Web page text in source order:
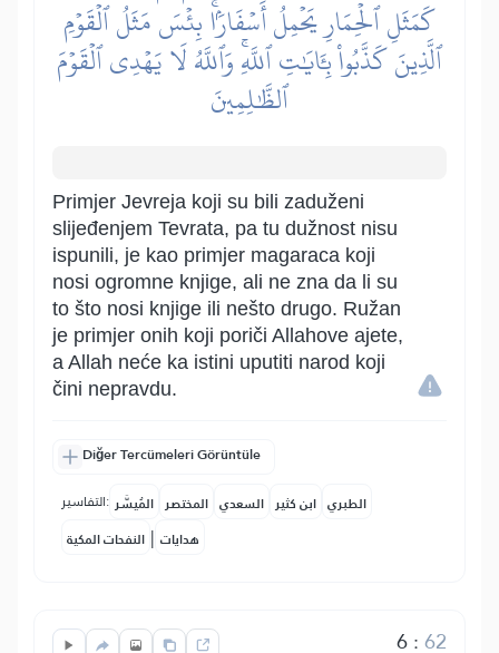
كَمَثَلِ ٱلۡحِمَارِ يَحۡمِلُ أَسۡفَارَۢاۚ بِئۡسَ مَثَلُ ٱلۡقَوۡمِ
ٱلَّذِينَ كَذَّبُواْ بِـَٔايَٰتِ ٱللَّهِۚ وَٱللَّهُ لَا يَهۡدِي ٱلۡقَوۡمَ
ٱلظَّٰلِمِينَ
Primjer Jevreja koji su bili zaduženi
slijeđenjem Tevrata, pa tu dužnost nisu
ispunili, je kao primjer magaraca koji
nosi ogromne knjige, ali ne zna da li su
to što nosi knjige ili nešto drugo. Ružan
je primjer onih koji poriči Allahove ajete,
a Allah neće ka istini uputiti narod koji
čini nepravdu.
Diğer Tercümeleri Görüntüle
التفاسير: المُيسَّر المختصر السعدي ابن كثير الطبري
النفحات المكية | هدايات
6:62